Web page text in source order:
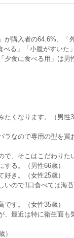
が購入者の64.6%、「
る」「小腹がすいた
夕食に食べる用」は男
くなります。（男性
なので専用の型を買
、そこはこだわりた
る。（男性66歳）
き。（女性25歳）
ので1口食べては海苔
す。（女性35歳）
、最近は特に衛生面も
）